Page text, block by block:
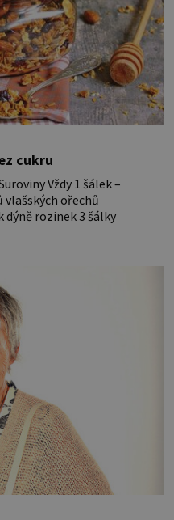
cukru
vlašských ořechů
dýně rozinek 3 šálky